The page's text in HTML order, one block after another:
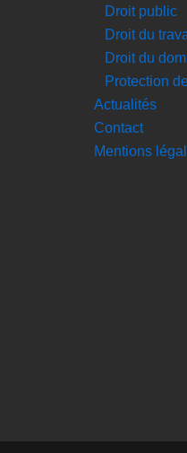
Droit public
Droit du
Droit du
Protection des
Actualités
Contact
Mentions